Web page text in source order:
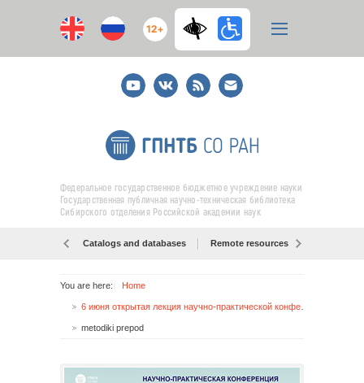
12+
YoutubeВКонтакте
RSS
E-
mail
подписка
Федеральное государственное бюджетное учреждение науки
Государственная публичная научно-техническая библиотека
Сибирского отделения Российской академии наук
Catalogs and databases Remote resources
You are here: Home
metodiki prepod